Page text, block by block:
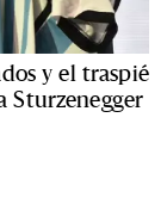
y el traspié
Sturzenegger